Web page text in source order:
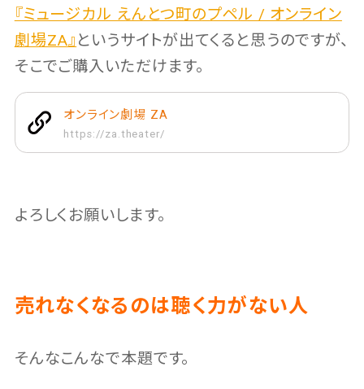
『ミュージカル えんとつ町のプペル / オンライン
劇場ZA』 というサイトが出てくると思うのですが、
そこでご購入いただけます。
オンライン劇場 ZA
https://za.theater/
よろしくお願いします。
売れなくなるのは聴く力がない人
そんなこんなで本題です。